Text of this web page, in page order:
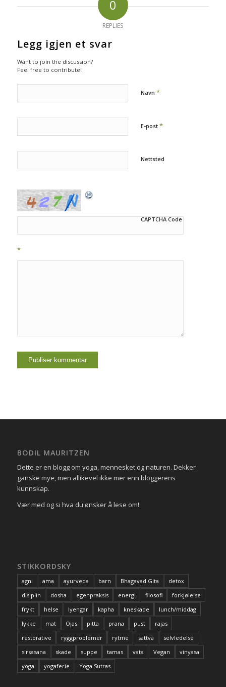
0
REPLIES
Legg igjen et svar
Want to join the discussion?
Feel free to contribute!
Navn *
E-post *
Nettsted
CAPTCHA Code
*
BODIL MAURITZEN
Dette er en blogg om yoga, mennesket og naturen. Dekker
ganske mye, men allikevel ikke mer enn bloggerens
kunnskap.
Vær med og si hva du ønsker å lese om!
STIKKORDSKY
agni ama ayurveda barn Bhagavad Gita
detox
disiplin
dosha egenpraksis energi filosofi
forkjølelse
frykt
helse Iyengar kapha kneskade
lunch/middag
lykke
mat Ojas pitta prana pust
rajas
restorative
ryggproblemer rytme sattva
selvledelse
sirsasana
skade suppe tamas vata Vegan
vinyasa
yoga
yogaferie Yoga Sutras